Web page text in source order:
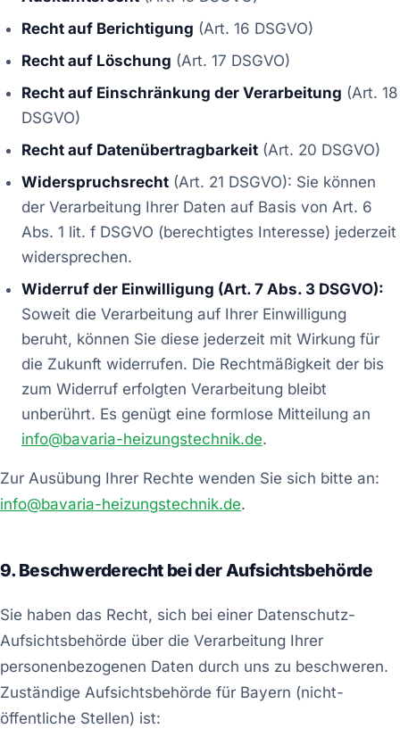
Recht auf Berichtigung (Art. 16 DSGVO)
Recht auf Löschung (Art. 17 DSGVO)
Recht auf Einschränkung der Verarbeitung (Art. 18
DSGVO)
Recht auf Datenübertragbarkeit (Art. 20 DSGVO)
Widerspruchsrecht (Art. 21 DSGVO): Sie können
der Verarbeitung Ihrer Daten auf Basis von Art. 6
Abs. 1 lit. f DSGVO (berechtigtes Interesse) jederzeit
widersprechen.
Widerruf der Einwilligung (Art. 7 Abs. 3 DSGVO):
Soweit die Verarbeitung auf Ihrer Einwilligung
beruht, können Sie diese jederzeit mit Wirkung für
die Zukunft widerrufen. Die Rechtmäßigkeit der bis
zum Widerruf erfolgten Verarbeitung bleibt
unberührt. Es genügt eine formlose Mitteilung an
info@bavaria-heizungstechnik.de.
Zur Ausübung Ihrer Rechte wenden Sie sich bitte an:
info@bavaria-heizungstechnik.de.
9. Beschwerderecht bei der Aufsichtsbehörde
Sie haben das Recht, sich bei einer Datenschutz-
Aufsichtsbehörde über die Verarbeitung Ihrer
personenbezogenen Daten durch uns zu beschweren.
Zuständige Aufsichtsbehörde für Bayern (nicht-
öffentliche Stellen) ist: